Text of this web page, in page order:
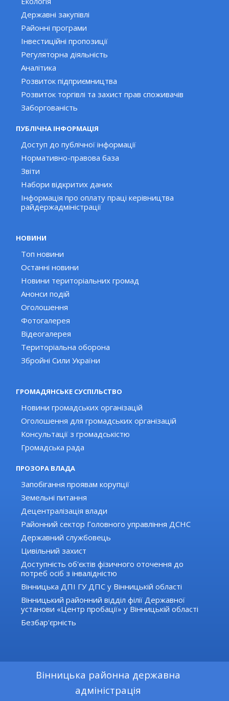
Державні закупівлі
Районні програми
Інвестиційні пропозиції
Регуляторна діяльність
Аналітика
Розвиток підприємництва
Розвиток торгівлі та захист прав споживачів
Заборгованість
ПУБЛІЧНА ІНФОРМАЦІЯ
Доступ до публічної інформації
Нормативно-правова база
Звіти
Набори відкритих даних
Інформація про оплату праці керівництва
райдержадміністрації
НОВИНИ
Топ новини
Останні новини
Новини територіальних громад
Анонси подій
Оголошення
Фотогалерея
Відеогалерея
Територіальна оборона
Збройні Сили України
ГРОМАДЯНСЬКЕ СУСПІЛЬСТВО
Новини громадських організацій
Оголошення для громадських організацій
Консультації з громадськістю
Громадська рада
ПРОЗОРА ВЛАДА
Запобігання проявам корупції
Земельні питання
Децентралізація влади
Районний сектор Головного управління ДСНС
Державний службовець
Цивільний захист
Доступність об'єктів фізичного оточення до
потреб осіб з інвалідністю
Вінницька ДПІ ГУ ДПС у Вінницькій області
Вінницький районний відділ філії Державної
установи «Центр пробації» у Вінницькій області
Безбар'єрність
Вінницька районна державна
адміністрація